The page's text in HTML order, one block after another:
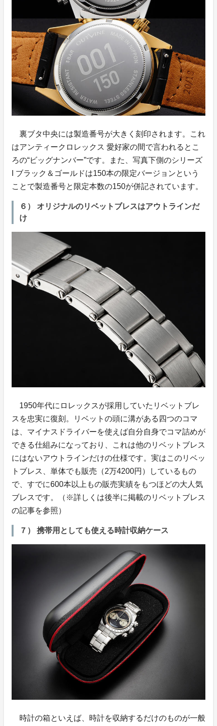
裏ブタ中央には製造番号が大きく刻印されます。これ
はアンティークロレックス 愛好家の間で言われるとこ
ろの“ビッグナンバー”です。また、写真下側のシリーズ
I ブラック＆ゴールドは150本の限定バージョンという
ことで製造番号と限定本数の150が併記されています。
６） オリジナルのリベットブレスはアウトラインだ
け
1950年代にロレックスが採用していたリベットブレ
スを忠実に復刻。リベットの頭に溝がある四つのコマ
は、マイナスドライバーを使えば自分自身でコマ詰めが
できる仕組みになっており、これは他のリベットブレス
にはないアウトラインだけの仕様です。実はこのリベッ
トブレス、単体でも販売（2万4200円）しているもの
で、すでに600本以上もの販売実績をもつほどの大人気
ブレスです。（※詳しくは後半に掲載のリベットブレス
の記事を参照）
７） 携帯用としても使える時計収納ケース
時計の箱といえば、時計を収納するだけのものが一般